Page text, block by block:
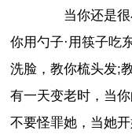
当你还是很
你用勺子·用筷子吃
洗脸，教你梳头发;
有一天变老时，当
不要怪罪她，当她